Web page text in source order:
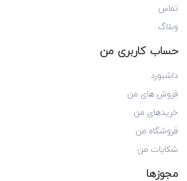
تماس
وبلاگ
حساب کاربری من
داشبورد
فروش های من
خریدهای من
فروشگاه من
شکایات من
مجوزها